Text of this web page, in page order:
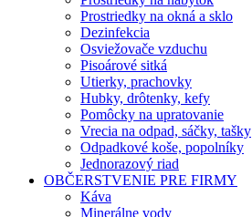
Prostriedky na okná a sklo
Dezinfekcia
Osviežovače vzduchu
Pisoárové sitká
Utierky, prachovky
Hubky, drôtenky, kefy
Pomôcky na upratovanie
Vrecia na odpad, sáčky, tašky
Odpadkové koše, popolníky
Jednorazový riad
OBČERSTVENIE PRE FIRMY
Káva
Minerálne vody